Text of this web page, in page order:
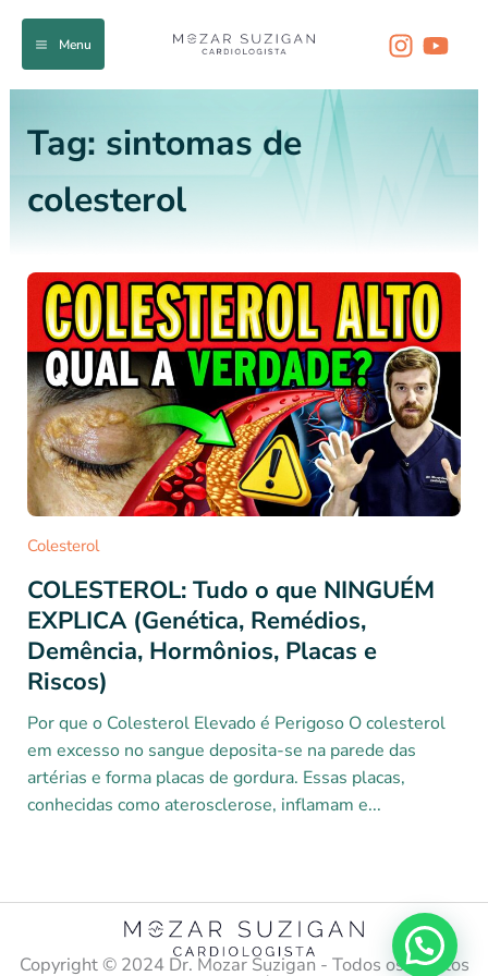
Menu
Tag: sintomas de
colesterol
Colesterol
COLESTEROL: Tudo o que NINGUÉM
EXPLICA (Genética, Remédios,
Demência, Hormônios, Placas e
Riscos)
Por que o Colesterol Elevado é Perigoso O colesterol
em excesso no sangue deposita-se na parede das
artérias e forma placas de gordura. Essas placas,
conhecidas como aterosclerose, inflamam e...
Copyright ©️ 2024 Dr. Mozar Suzigan - Todos os direitos